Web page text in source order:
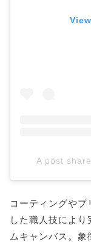
A post
コーティングや
した職人技によ
ムキャンバス。